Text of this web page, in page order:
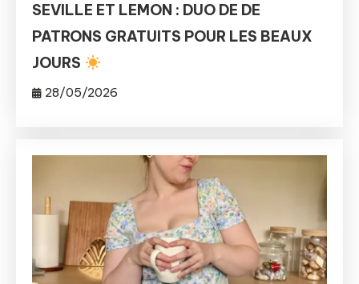
SEVILLE ET LEMON : DUO DE DE
PATRONS GRATUITS POUR LES BEAUX
JOURS
28/05/2026